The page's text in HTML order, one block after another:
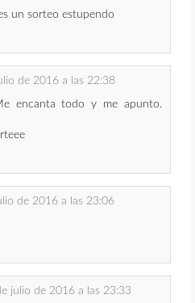
un sorteo estupendo
de 2016 a las 22:38
Me encanta todo y me apunto.
de 2016 a las 23:06
julio de 2016 a las 23:33